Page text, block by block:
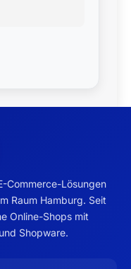
Commerce-Lösungen
Raum Hamburg. Seit
Online-Shops mit
Shopware.